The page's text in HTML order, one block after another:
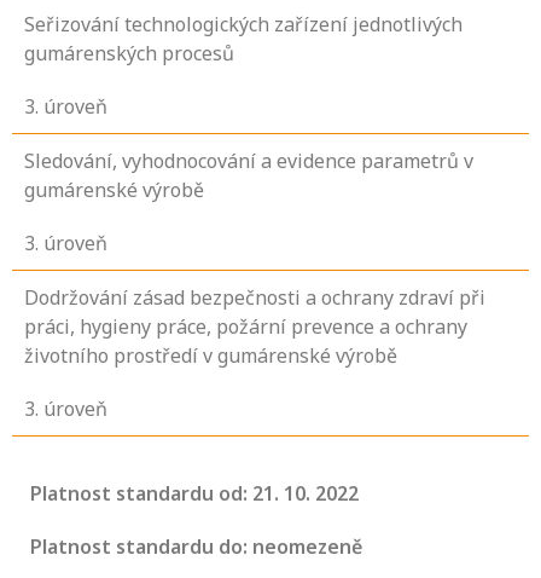
Seřizování technologických zařízení jednotlivých
gumárenských procesů
3. úroveň
Sledování, vyhodnocování a evidence parametrů v
gumárenské výrobě
3. úroveň
Dodržování zásad bezpečnosti a ochrany zdraví při
práci, hygieny práce, požární prevence a ochrany
životního prostředí v gumárenské výrobě
3. úroveň
Platnost standardu od: 21. 10. 2022
Platnost standardu do: neomezeně